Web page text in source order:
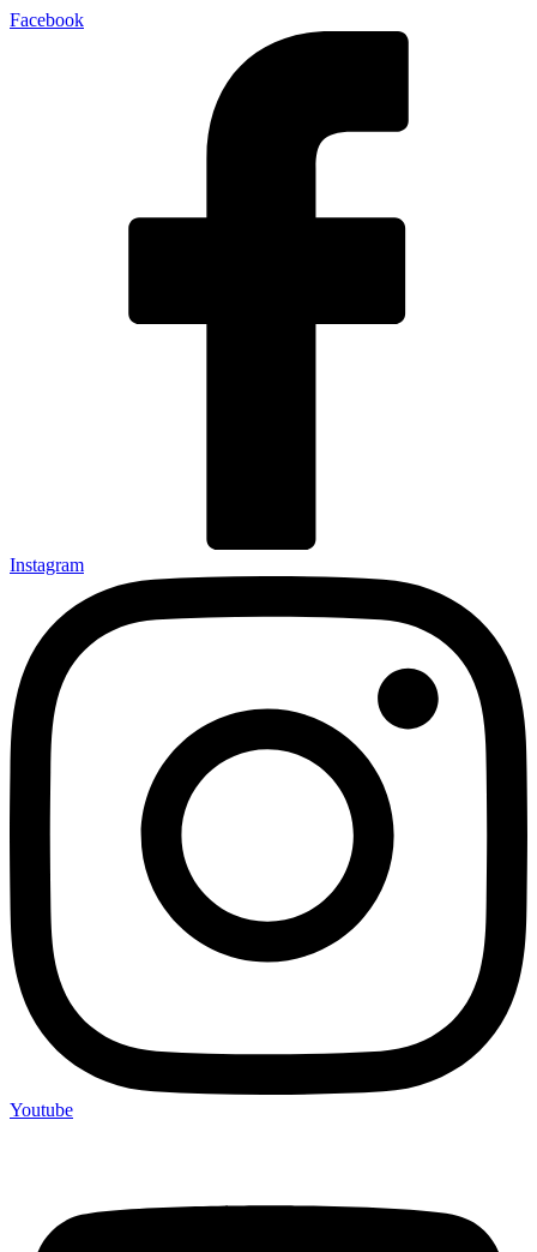
Facebook
Instagram
Youtube